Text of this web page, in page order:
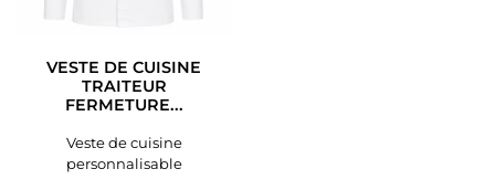
VESTE DE CUISINE
TRAITEUR
FERMETURE...
Veste de cuisine
personnalisable